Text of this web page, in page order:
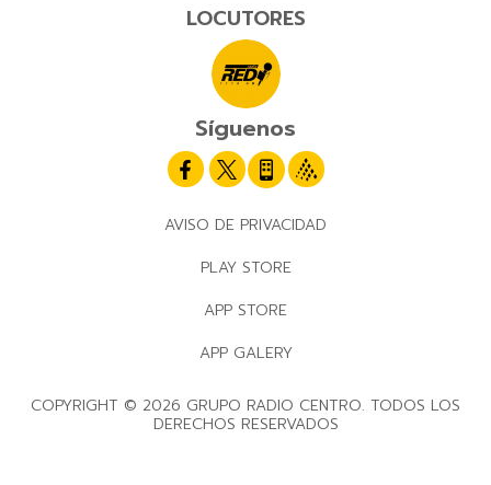
LOCUTORES
Síguenos
AVISO DE PRIVACIDAD
PLAY STORE
APP STORE
APP GALERY
COPYRIGHT © 2026 GRUPO RADIO CENTRO. TODOS LOS
DERECHOS RESERVADOS